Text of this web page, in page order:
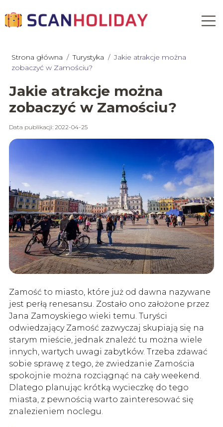
Strona główna /Turystyka /Jakie atrakcje można
zobaczyć w Zamościu?
Jakie atrakcje można
zobaczyć w Zamościu?
Data publikacji: 2022-04-25
Zamość to miasto, które już od dawna nazywane
jest perłą renesansu. Zostało ono założone przez
Jana Zamoyskiego wieki temu. Turyści
odwiedzający Zamość zazwyczaj skupiają się na
starym mieście, jednak znaleźć tu można wiele
innych, wartych uwagi zabytków. Trzeba zdawać
sobie sprawę z tego, że zwiedzanie Zamościa
spokojnie można rozciągnąć na cały weekend.
Dlatego planując krótką wycieczkę do tego
miasta, z pewnością warto zainteresować się
znalezieniem noclegu.